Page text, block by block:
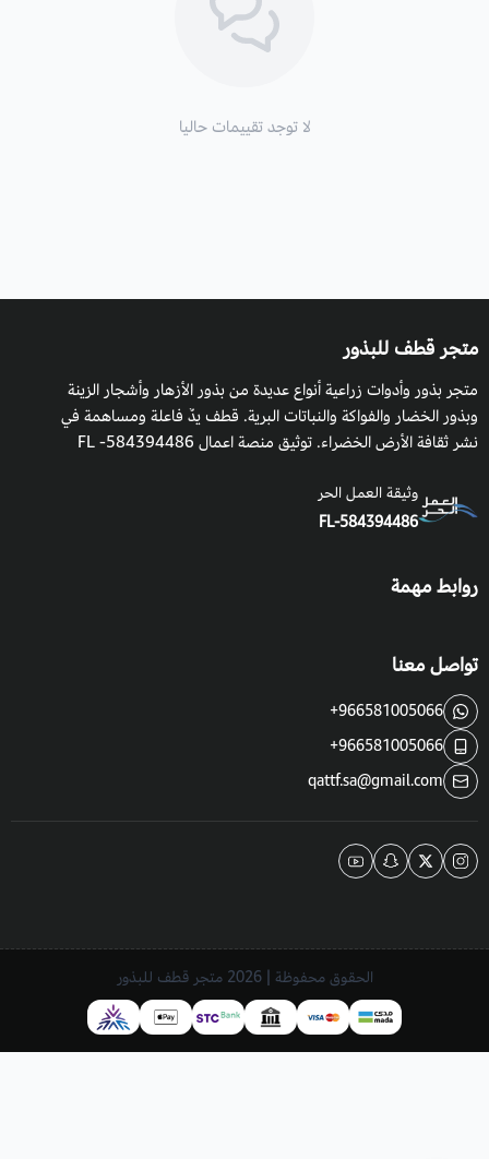
لا توجد تقييمات حاليا
متجر قطف للبذور
متجر بذور وأدوات زراعية أنواع عديدة من بذور الأزهار وأشجار الزينة
وبذور الخضار والفواكة والنباتات البرية. قطف يدٌ فاعلة ومساهمة في
نشر ثقافة الأرض الخضراء. توثيق منصة اعمال 584394486- FL
وثيقة العمل الحر
FL-584394486
روابط مهمة
تواصل معنا
+966581005066
+966581005066
qattf.sa@gmail.com
الحقوق محفوظة | 2026 متجر قطف للبذور